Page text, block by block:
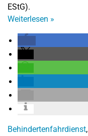
EStG).
Weiterlesen »
Behindertenfahrdienst,